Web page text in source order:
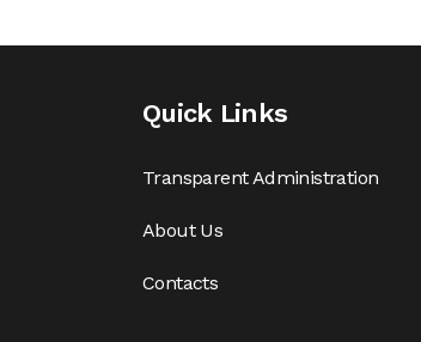
Quick Links
Transparent Administration
About Us
Contacts